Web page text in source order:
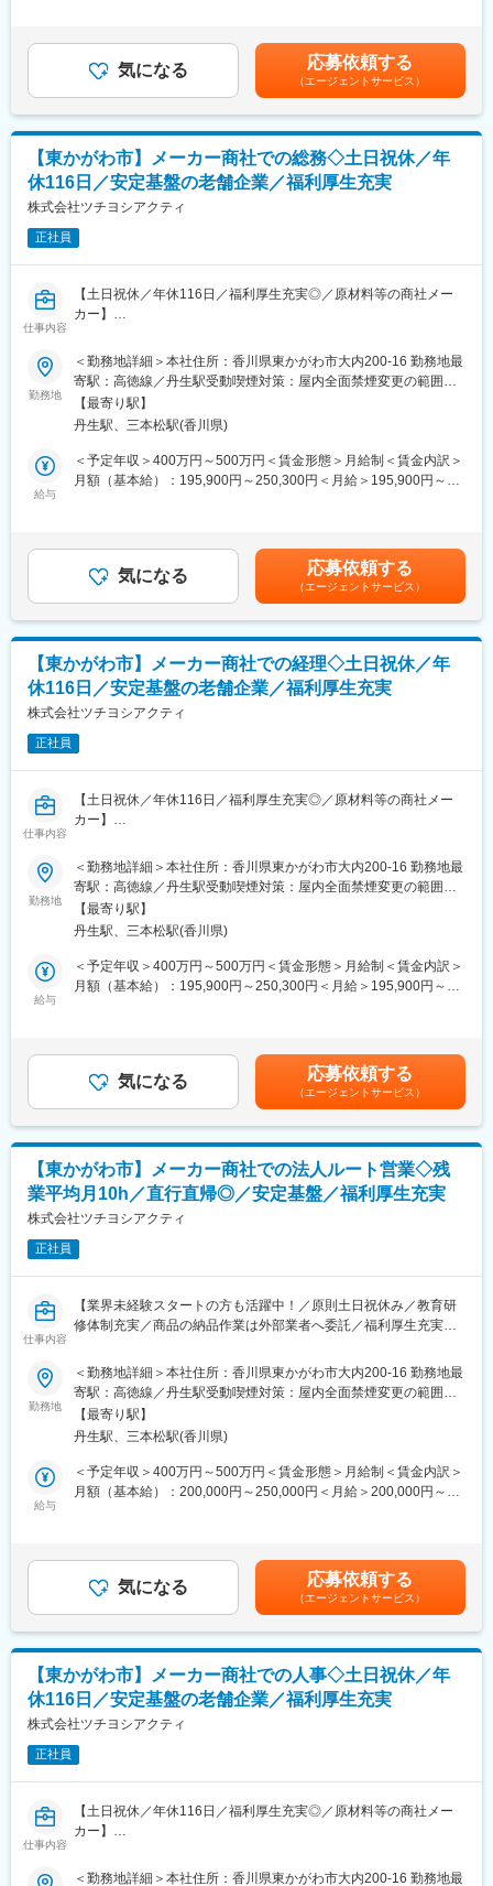
入社後は研修期間として3カ月間、商品知識や業務の流れを学んで
いただき、先輩社員に同行し業務の進め方を習得した後、一人立
ちとなります。
※多くの方が業界未経験で入社し活躍しています。
■働き方：
・基本土日祝休みかつ、休日の呼び出しはないため、オンオフの
切り替えをしながら働けます。
・エリア職（転居を伴う転勤無）／準総合職（地域内転勤有）／
総合職（全国転勤有）の3つから選択できるため、腰を据えて働き
変更の範囲：会社の定める業務
人事業務：採用活動や社員の労務管理、福利厚生、就業規則の変
広報活動：会社のイメージ向上の為の施策や情報発信
■組織構成：
総務は現在1名（男性）の方で対応しております。
■当社の強み：
す。専門商社＆メーカーとしての2つの機能を備えているため、顧
客ニーズに柔軟に対応しやすいのも大きな特徴です。また、鋳物
があり、顧客の課題解決はもちろん、トータルにサポートができ
ます。
＼point／借り上げ社宅制度：
宅利用が可能です。30歳未満で独身の方は家賃と共益費の8割を
会社負担、既婚者もしくは30歳以上の方はの7割を会社負担で利
あらゆる領域（車関連、船舶関連、電気メーカーなど）のお客様
に関わることができますので、『国内企業のものづくり全体をサ
ポートする』という大きなやりがいや使命を持った働き方ができ
ます。
変更の範囲：会社の定める業務
年4.15ヶ月分賃金はあくまでも目安の金額であり、選考を通じて
上下する可能性があります。月給(月額)は固定手当を含めた表記で
気になる 応募依頼する
（エージェントサービス）
【東かがわ市】メーカー商社での総務◇土日祝休／年
休116日／安定基盤の老舗企業／福利厚生充実
株式会社ツチヨシアクティ
正社員
仕事内容
【土日祝休／年休116日／福利厚生充実◎／原材料等の商社メー
カー】
■業務内容：
総務部員としてバックオフィス全般の業務をお任せします。現在1
名で対応している総務業務を分業したく今回新たに1名採用しま
す。
■業務詳細：
まずは日々の伝票のチェックや書類作成、営業車の契約に関わる
対応などから行っていただく予定です。
人事業務：採用活動や社員の労務管理、福利厚生、就業規則の変
広報活動：会社のイメージ向上の為の施策や情報発信
■組織構成：
総務は現在1名（男性）の方で対応しております。
■当社の強み：
す。専門商社＆メーカーとしての2つの機能を備えているため、顧
客ニーズに柔軟に対応しやすいのも大きな特徴です。また、鋳物
があり、顧客の課題解決はもちろん、トータルにサポートができ
ます。
＼point／借り上げ社宅制度：
宅利用が可能です。30歳未満で独身の方は家賃と共益費の8割を
会社負担、既婚者もしくは30歳以上の方はの7割を会社負担で利
あらゆる領域（車関連、船舶関連、電気メーカーなど）のお客様
に関わることができますので、『国内企業のものづくり全体をサ
ポートする』という大きなやりがいや使命を持った働き方ができ
ます。
変更の範囲：会社の定める業務
勤務地
＜勤務地詳細＞本社住所：香川県東かがわ市大内200-16 勤務地最
寄駅：高徳線／丹生駅受動喫煙対策：屋内全面禁煙変更の範囲：
会社の定める事業所
【最寄り駅】
丹生駅、三本松駅(香川県)
給与
＜予定年収＞400万円～500万円＜賃金形態＞月給制＜賃金内訳＞
月額（基本給）：195,900円～250,300円＜月給＞195,900円～
年4.15ヶ月分賃金はあくまでも目安の金額であり、選考を通じて
上下する可能性があります。月給(月額)は固定手当を含めた表記で
気になる 応募依頼する
（エージェントサービス）
【東かがわ市】メーカー商社での経理◇土日祝休／年
休116日／安定基盤の老舗企業／福利厚生充実
株式会社ツチヨシアクティ
正社員
仕事内容
【土日祝休／年休116日／福利厚生充実◎／原材料等の商社メー
カー】
■業務内容：
総務部員としてバックオフィス全般の業務をお任せします。現在1
名で対応している総務業務を分業したく今回新たに1名採用しま
す。
■業務詳細：
まずは日々の伝票のチェックや書類作成、営業車の契約に関わる
対応などから行っていただく予定です。
人事業務：採用活動や社員の労務管理、福利厚生、就業規則の変
広報活動：会社のイメージ向上の為の施策や情報発信
■組織構成：
総務は現在1名（男性）の方で対応しております。
■当社の強み：
長年の取引実績がある顧客先が多く、無理なく業務に取り組めま
す。専門商社＆メーカーとしての2つの機能を備えているため、顧
客ニーズに柔軟に対応しやすいのも大きな特徴です。また、鋳物
があり、顧客の課題解決はもちろん、トータルにサポートができ
ます。
＼point／借り上げ社宅制度：
宅利用が可能です。30歳未満で独身の方は家賃と共益費の8割を
会社負担、既婚者もしくは30歳以上の方はの7割を会社負担で利
あらゆる領域（車関連、船舶関連、電気メーカーなど）のお客様
に関わることができますので、『国内企業のものづくり全体をサ
ポートする』という大きなやりがいや使命を持った働き方ができ
ます。
変更の範囲：会社の定める業務
勤務地
＜勤務地詳細＞本社住所：香川県東かがわ市大内200-16 勤務地最
寄駅：高徳線／丹生駅受動喫煙対策：屋内全面禁煙変更の範囲：
会社の定める事業所
【最寄り駅】
丹生駅、三本松駅(香川県)
給与
＜予定年収＞400万円～500万円＜賃金形態＞月給制＜賃金内訳＞
月額（基本給）：195,900円～250,300円＜月給＞195,900円～
年4.15ヶ月分賃金はあくまでも目安の金額であり、選考を通じて
上下する可能性があります。月給(月額)は固定手当を含めた表記で
気になる 応募依頼する
（エージェントサービス）
【東かがわ市】メーカー商社での法人ルート営業◇残
業平均月10h／直行直帰◎／安定基盤／福利厚生充実
株式会社ツチヨシアクティ
正社員
仕事内容
【業界未経験スタートの方も活躍中！／原則土日祝休み／教育研
修体制充実／商品の納品作業は外部業者へ委託／福利厚生充実／
■業務概要：
鋳物メーカー（既存顧客）への原材料や資材、機材卸を中心にル
ート営業を行います。鋳物とは、金属を溶かし鋳型に流し込んで
器物を作った製品のことです。身近なものは、マンホールや船の
スクリュー、車のエンジンに使用されております！
■業務ポイント：
・1日あたり4～5社程度を訪問します。1日のスケジュールはご自
身で管理ができるため、日によっては直行直帰も可能となりま
す。（商品の納品作業は業者へ委託）
・営業は2名体制です。
・社用車があり、通勤にも社用車利用可能です。
長年の取引実績がある顧客先が多く、無理なく業務に取り組めま
す。専門商社＆メーカーとしての2つの機能を備えているため、顧
製造設備の据付やメンテナンスも自社でやっているためノウハウ
があり、顧客の課題解決はもちろん、トータルにサポートができ
勤務地
＜勤務地詳細＞本社住所：香川県東かがわ市大内200-16 勤務地最
寄駅：高徳線／丹生駅受動喫煙対策：屋内全面禁煙変更の範囲：
会社の定める事業所
【最寄り駅】
丹生駅、三本松駅(香川県)
給与
＜予定年収＞400万円～500万円＜賃金形態＞月給制＜賃金内訳＞
月額（基本給）：200,000円～250,000円＜月給＞200,000円～
ヶ月分賃金はあくまでも目安の金額であり、選考を通じて上下す
る可能性があります。月給(月額)は固定手当を含めた表記です。
気になる 応募依頼する
（エージェントサービス）
【東かがわ市】メーカー商社での人事◇土日祝休／年
休116日／安定基盤の老舗企業／福利厚生充実
株式会社ツチヨシアクティ
正社員
仕事内容
【土日祝休／年休116日／福利厚生充実◎／原材料等の商社メー
カー】
■業務内容：
＜勤務地詳細＞本社住所：香川県東かがわ市大内200-16 勤務地最